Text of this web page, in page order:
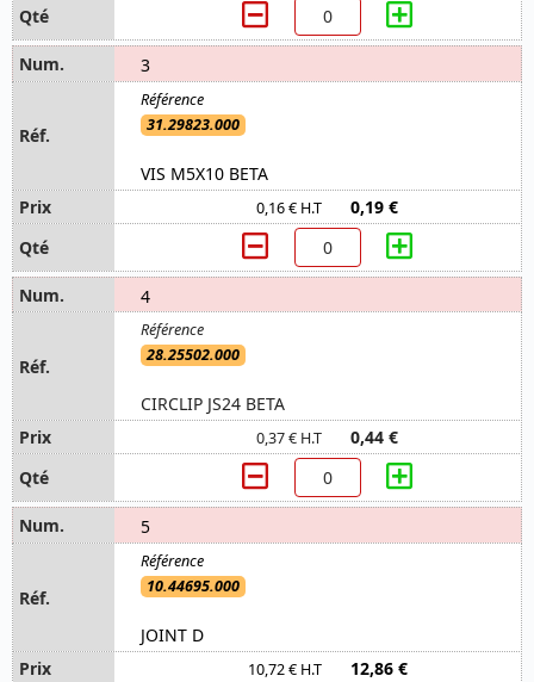
3
31.29823.000
VIS M5X10 BETA
0,16 € H.T 0,19 €
4
28.25502.000
CIRCLIP JS24 BETA
0,37 € H.T 0,44 €
5
10.44695.000
JOINT D
10,72 € H.T 12,86 €